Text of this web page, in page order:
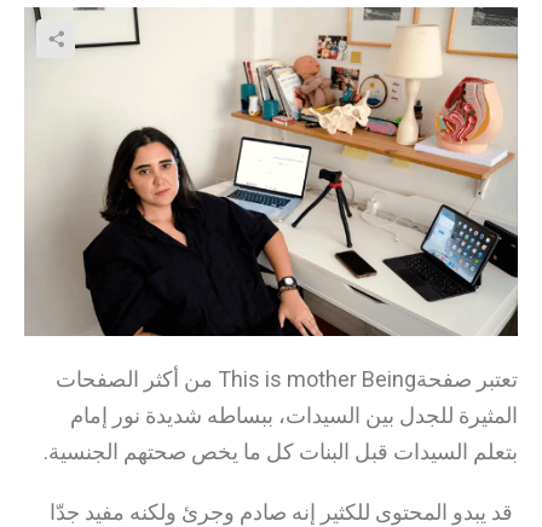
تعتبر صفحةThis is mother Being من أكثر الصفحات
المثيرة للجدل بين السيدات، ببساطه شديدة نور إمام
بتعلم السيدات قبل البنات كل ما يخص صحتهم الجنسية.
قد يبدو المحتوى للكثير إنه صادم وجرئ ولكنه مفيد جدّا